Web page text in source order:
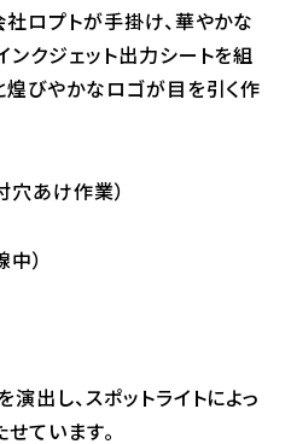
ロプトが手掛け、華やかな
クジェット出力シートを組
びやかなロゴが目を引く作
穴あけ作業）
）
出し、スポットライトによっ
ています。